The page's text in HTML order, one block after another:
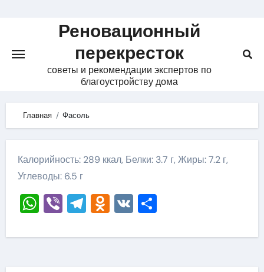
Реновационный
перекресток
советы и рекомендации экспертов по
благоустройству дома
Главная Фасоль
Калорийность: 289 ккал, Белки: 3.7 г, Жиры: 7.2 г,
Углеводы: 6.5 г
WhatsApp
ViberTelegram
Odnoklassniki
VKОтправить